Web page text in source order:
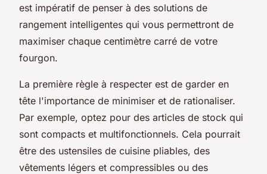
est impératif de penser à des solutions de
rangement intelligentes qui vous permettront de
maximiser chaque centimètre carré de votre
fourgon.
La première règle à respecter est de garder en
tête l'importance de minimiser et de rationaliser.
Par exemple, optez pour des articles de stock qui
sont compacts et multifonctionnels. Cela pourrait
être des ustensiles de cuisine pliables, des
vêtements légers et compressibles ou des